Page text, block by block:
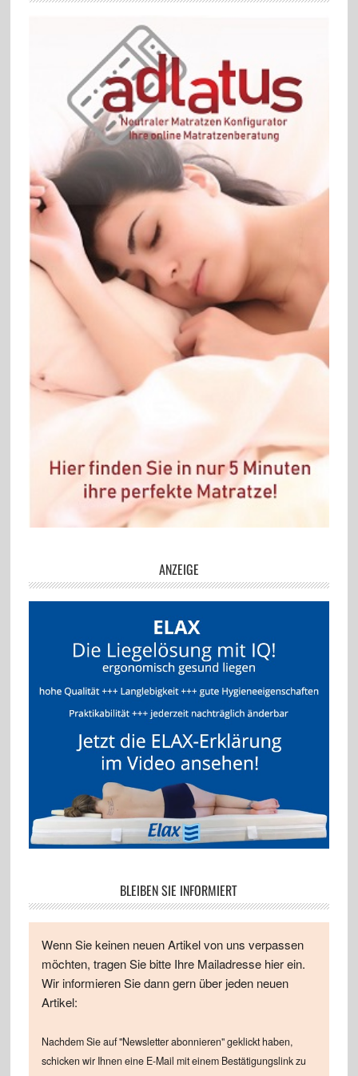
ANZEIGE
BLEIBEN SIE INFORMIERT
Wenn Sie keinen neuen Artikel von uns verpassen
möchten, tragen Sie bitte Ihre Mailadresse hier ein.
Wir informieren Sie dann gern über jeden neuen
Artikel:
Nachdem Sie auf "Newsletter abonnieren" geklickt haben,
schicken wir Ihnen eine E-Mail mit einem Bestätigungslink zu